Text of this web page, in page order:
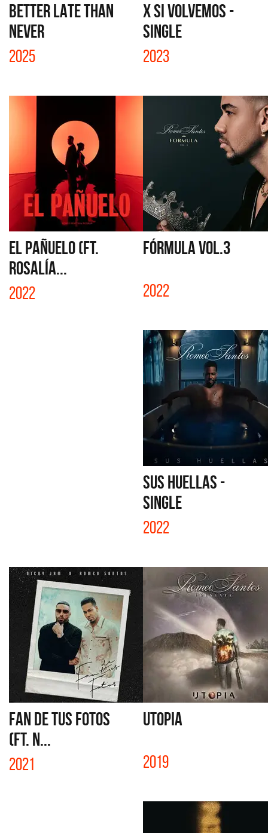
BETTER LATE THAN
NEVER
2025
X SI VOLVEMOS -
SINGLE
2023
EL PAÑUELO (FT.
ROSALÍA...
2022
FÓRMULA VOL.3
2022
SUS HUELLAS -
SINGLE
2022
FAN DE TUS FOTOS
(FT. N...
2021
UTOPIA
2019